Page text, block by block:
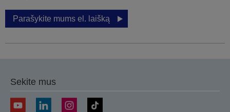
Parašykite mums el. laišką
Sekite mus